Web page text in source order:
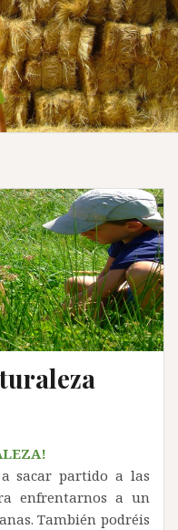
sacar partido a las
enfrentarnos a un
También podréis